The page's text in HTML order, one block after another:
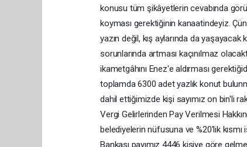
konusu tüm şikâyetlerin cevabında
koyması gerektiğinin kanaatindeyiz.
yazın değil, kış aylarında da
sorunlarında artması kaçınılmaz
ikametgâhını Enez'e aldırması
toplamda 6300 adet yazlık konut
dahil ettiğimizde kişi sayımız on bin'li
Vergi Gelirlerinden Pay Verilmesi
belediyelerin nüfusuna ve %20'lik kısmı
Bankası payımız 4446 kişiye göre